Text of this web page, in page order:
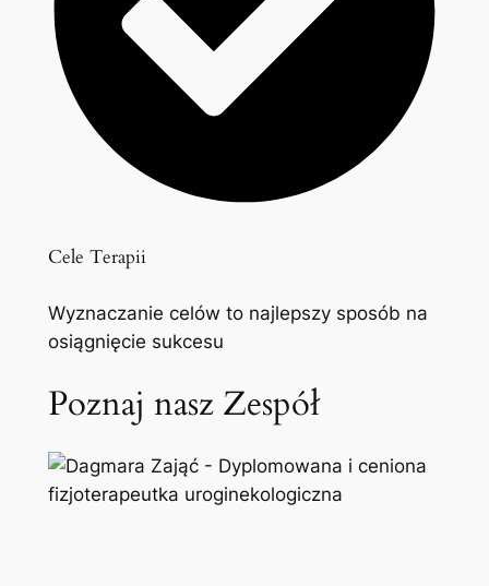
Cele Terapii
Wyznaczanie celów to najlepszy sposób na
osiągnięcie sukcesu
Poznaj nasz Zespół